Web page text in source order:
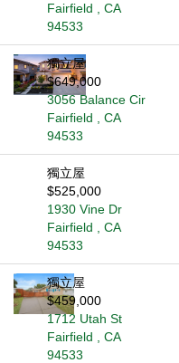
Fairfield , CA
94533
獨立屋
$649,000
3056 Balance Cir
Fairfield , CA
94533
獨立屋
$525,000
1930 Vine Dr
Fairfield , CA
94533
獨立屋
$459,000
1712 Utah St
Fairfield , CA
94533